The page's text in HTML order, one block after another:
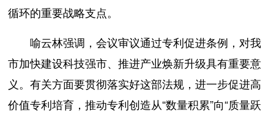
循环的重要战略支点。
喻云林强调，会议审议通过专利促进条例，对我
市加快建设科技强市、推进产业焕新升级具有重要意
义。有关方面要贯彻落实好这部法规，进一步促进高
价值专利培育，推动专利创造从“数量积累”向“质量跃